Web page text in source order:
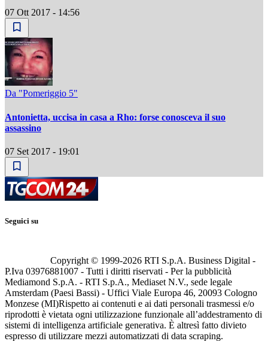
07 Ott 2017 - 14:56
Da "Pomeriggio 5"
Antonietta, uccisa in casa a Rho: forse conosceva il suo
assassino
07 Set 2017 - 19:01
Seguici su
Copyright © 1999-2026 RTI S.p.A. Business Digital -
P.Iva 03976881007 - Tutti i diritti riservati - Per la pubblicità
Mediamond S.p.A. - RTI S.p.A., Mediaset N.V., sede legale
Amsterdam (Paesi Bassi) - Uffici Viale Europa 46, 20093 Cologno
Monzese (MI)Rispetto ai contenuti e ai dati personali trasmessi e/o
riprodotti è vietata ogni utilizzazione funzionale all’addestramento di
sistemi di intelligenza artificiale generativa. È altresì fatto divieto
espresso di utilizzare mezzi automatizzati di data scraping.